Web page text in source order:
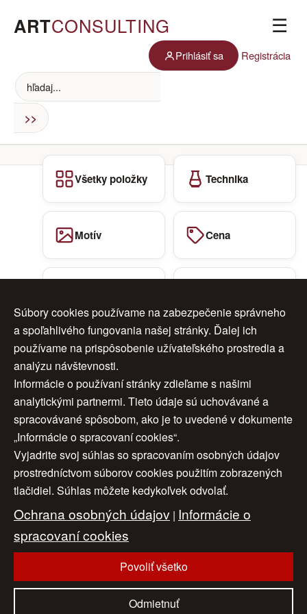
ARTCONSULTING ☰
Prihlásiť sa Registrácia
Všetky položky Technika
Motív Cena
Moje menu
Úvod | O nás | Obchodné podmienky |
Ochrana osobných údajov | Cookies
Nastavenia cookies | Cenník | Aktuality | Kontakt
|
© 2006-2026 ART CONSULTING, Všetky práva vyhradené
Súbory cookies používame na zabezpečenie správneho
a spoľahlivého fungovania našej stránky. Ďalej ich
používame na prispôsobenie užívateľského prostredia a
analýzu návštevnosti.
Informácie o používaní stránky zdieľame s našimi
analytickými partnermi. Tieto údaje sú uchovávané a
spracovávané spôsobom, ako je to uvedené v dokumente
„Informácie o spracovaní cookies“.
Vyjadrite svoj súhlas so spracovaním osobných údajov
prostredníctvom súborov cookies použitím zobrazených
tlačidiel. Súhlas môžete kedykoľvek odvolať.
Ochrana osobných údajov | Informácie o
spracovaní cookies
Povoliť všetko
Odmietnuť